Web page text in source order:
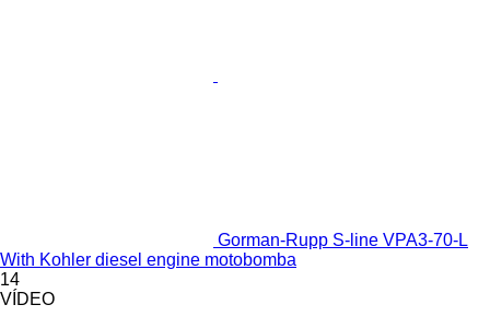
Gorman-Rupp S-line VPA3-70-L
With Kohler diesel engine motobomba
14
VÍDEO